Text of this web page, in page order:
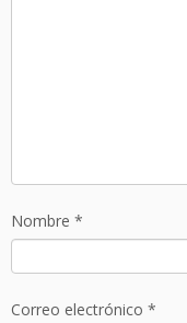
Nombre *
Correo electrónico *